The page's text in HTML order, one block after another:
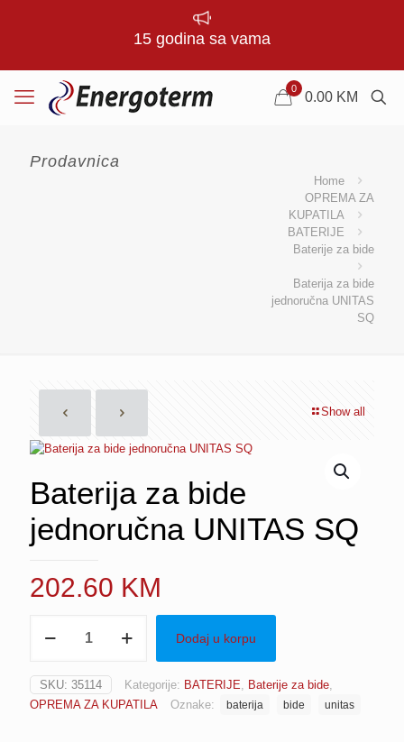
15 godina sa vama
0
0.00 KM
Prodavnica
Home
OPREMA ZA
KUPATILA
BATERIJE
Baterije za bide
Baterija za bide
jednoručna UNITAS
SQ
Show all
Baterija za bide
jednoručna UNITAS SQ
202.60 KM
jednoručna
UNITAS
SQ
Dodaj u korpu
SKU: 35114 Kategorije: BATERIJE, Baterije za bide,
OPREMA ZA KUPATILA
Oznake: baterija bide unitas